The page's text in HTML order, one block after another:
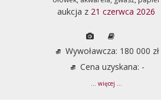
aukcja z 21 czerwca 2026
Wywoławcza: 180 000 zł
Cena uzyskana: -
... więcej ...